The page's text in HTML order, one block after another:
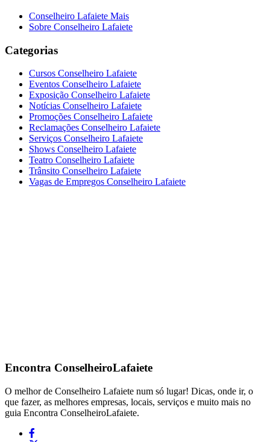
Conselheiro Lafaiete Mais
Sobre Conselheiro Lafaiete
Categorias
Cursos Conselheiro Lafaiete
Eventos Conselheiro Lafaiete
Exposição Conselheiro Lafaiete
Notícias Conselheiro Lafaiete
Promoções Conselheiro Lafaiete
Reclamações Conselheiro Lafaiete
Serviços Conselheiro Lafaiete
Shows Conselheiro Lafaiete
Teatro Conselheiro Lafaiete
Trânsito Conselheiro Lafaiete
Vagas de Empregos Conselheiro Lafaiete
Encontra ConselheiroLafaiete
O melhor de Conselheiro Lafaiete num só lugar! Dicas, onde ir, o
que fazer, as melhores empresas, locais, serviços e muito mais no
guia Encontra ConselheiroLafaiete.